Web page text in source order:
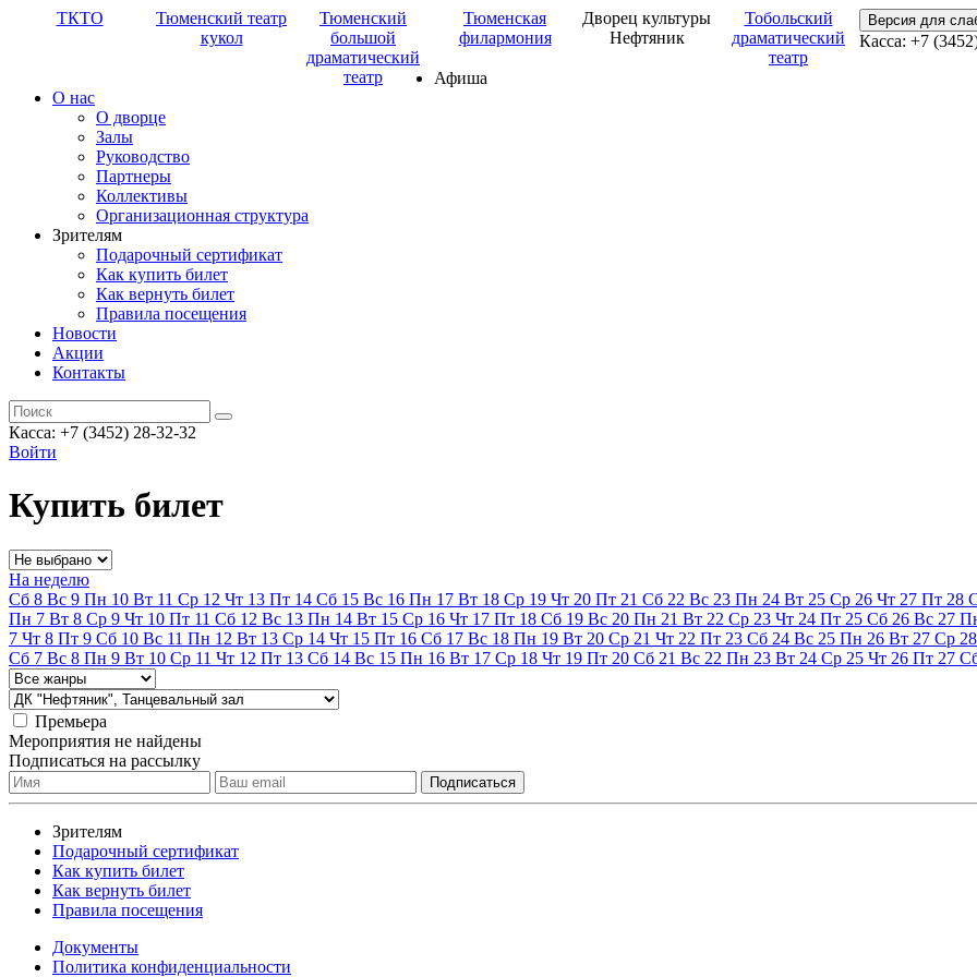
ТКТО
Тюменский театр
кукол
Тюменский
большой
драматический
театр
Тюменская
филармония
Дворец культуры
Нефтяник
Тобольский
драматический
театр
Версия для
Касса: +7
Афиша
О нас
О дворце
Залы
Руководство
Партнеры
Коллективы
Организационная структура
Зрителям
Подарочный сертификат
Как купить билет
Как вернуть билет
Правила посещения
Новости
Акции
Контакты
Касса: +7 (3452) 28-32-32
Войти
Купить билет
На неделю
Сб 8 Вс 9 Пн 10 Вт 11 Ср 12 Чт 13 Пт 14 Сб 15 Вс 16 Пн 17 Вт 18 Ср 19 Чт 20 Пт 21 Сб 22 Вс 23 Пн 24 Вт 25 Ср 26 Чт 27 Пт 28
Пн 7 Вт 8 Ср 9 Чт 10 Пт 11 Сб 12 Вс 13 Пн 14 Вт 15 Ср 16 Чт 17 Пт 18 Сб 19 Вс 20 Пн 21 Вт 22 Ср 23 Чт 24 Пт 25 Сб 26 Вс 27
7 Чт 8 Пт 9 Сб 10 Вс 11 Пн 12 Вт 13 Ср 14 Чт 15 Пт 16 Сб 17 Вс 18 Пн 19 Вт 20 Ср 21 Чт 22 Пт 23 Сб 24 Вс 25 Пн 26 Вт 27 Ср 28
Сб 7 Вс 8 Пн 9 Вт 10 Ср 11 Чт 12 Пт 13 Сб 14 Вс 15 Пн 16 Вт 17 Ср 18 Чт 19 Пт 20 Сб 21 Вс 22 Пн 23 Вт 24 Ср 25 Чт 26 Пт 27
Премьера
Мероприятия не найдены
Подписаться на рассылку
Зрителям
Подарочный сертификат
Как купить билет
Как вернуть билет
Правила посещения
Документы
Политика конфиденциальности